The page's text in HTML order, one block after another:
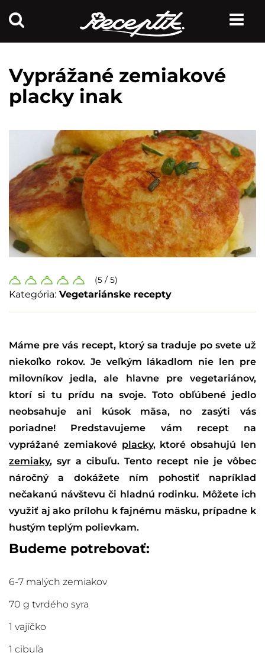
Vyprážané zemiakové
placky inak
(5 / 5)
Kategória: Vegetariánske recepty
Máme pre vás recept, ktorý sa traduje po svete už
niekoľko rokov. Je veľkým lákadlom nie len pre
milovníkov jedla, ale hlavne pre vegetariánov,
ktorí si tu prídu na svoje. Toto obľúbené jedlo
neobsahuje ani kúsok mäsa, no zasýti vás
poriadne! Predstavujeme vám recept na
vyprážané zemiakové placky, ktoré obsahujú len
zemiaky, syr a cibuľu. Tento recept nie je vôbec
náročný a dokážete ním pohostiť napríklad
nečakanú návštevu či hladnú rodinku. Môžete ich
využiť aj ako prílohu k fajnému mäsku, prípadne k
hustým teplým polievkam.
Budeme potrebovať:
6-7 malých zemiakov
70 g tvrdého syra
1 vajíčko
1 cibuľa